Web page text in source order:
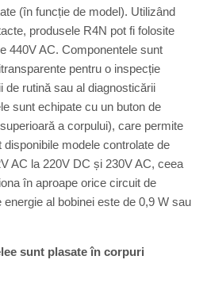
(în funcție de model). Utilizând
produsele R4N pot fi folosite
440V AC. Componentele sunt
pentru o inspecție
de rutină sau al diagnosticării
sunt echipate cu un buton de
a corpului), care permite
modele controlate de
AC la 220V DC și 230V AC, ceea
în aproape orice circuit de
al bobinei este de 0,9 W sau
sunt plasate în corpuri